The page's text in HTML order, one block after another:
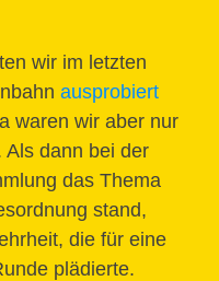
wir im letzten
ausprobiert
waren wir aber nur
Als dann bei der
das Thema
stand,
die für eine
plädierte.